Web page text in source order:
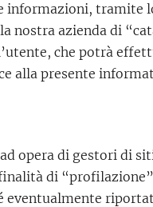
informazioni, tramite
nostra azienda di
che potrà
alla presente
opera di gestori di
di